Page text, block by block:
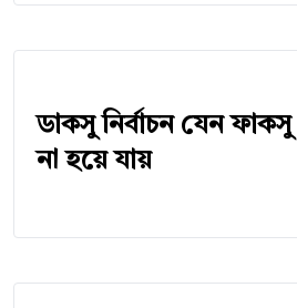
ডাকসু নির্বাচন যেন ফাকসু
না হয়ে যায়